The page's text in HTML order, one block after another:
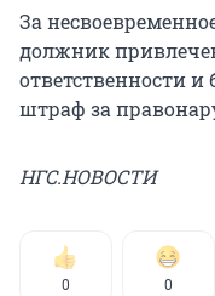
За
должник
ответственности
штраф за
НГС.НОВОСТИ
0 0